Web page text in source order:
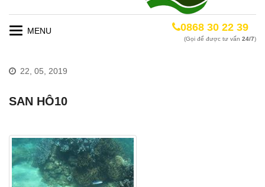
Toggle
0868 30 22 39
(Gọi để được tư vấn 24/7)
22, 05, 2019
SAN HÔ10